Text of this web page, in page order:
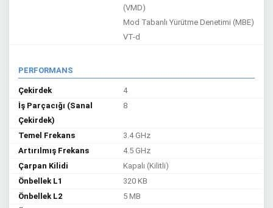
(VMD)
Mod Tabanlı Yürütme Denetimi (MBE)
VT-d
PERFORMANS
Çekirdek
4
İş Parçacığı (Sanal
Çekirdek)
8
Temel Frekans
3.4 GHz
Artırılmış Frekans
4.5 GHz
Çarpan Kilidi
Kapalı (Kilitli)
Önbellek L1
320 KB
Önbellek L2
5 MB